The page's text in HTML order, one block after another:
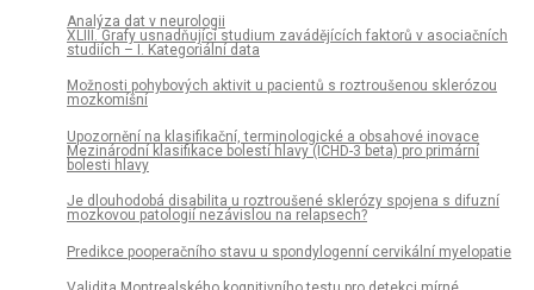
Analýza dat v neurologii
XLIII. Grafy usnadňující studium zavádějících faktorů v asociačních
studiích – I. Kategoriální data
Možnosti pohybových aktivit u pacientů s roztroušenou sklerózou
mozkomíšní
Upozornění na klasifikační, terminologické a obsahové inovace
Mezinárodní klasifikace bolestí hlavy (ICHD-3 beta) pro primární
bolesti hlavy
Je dlouhodobá disabilita u roztroušené sklerózy spojena s difuzní
mozkovou patologií nezávislou na relapsech?
Predikce pooperačního stavu u spondylogenní cervikální myelopatie